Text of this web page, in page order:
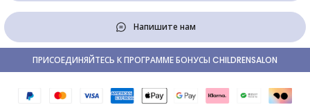
Напишите нам
ПРИСОЕДИНЯЙТЕСЬ К ПРОГРАММЕ БОНУСЫ CHILDRENSALON